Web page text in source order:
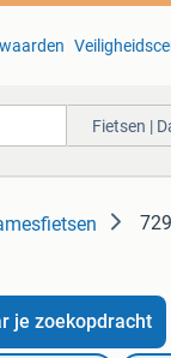
Fietsen |
je zoekopdracht